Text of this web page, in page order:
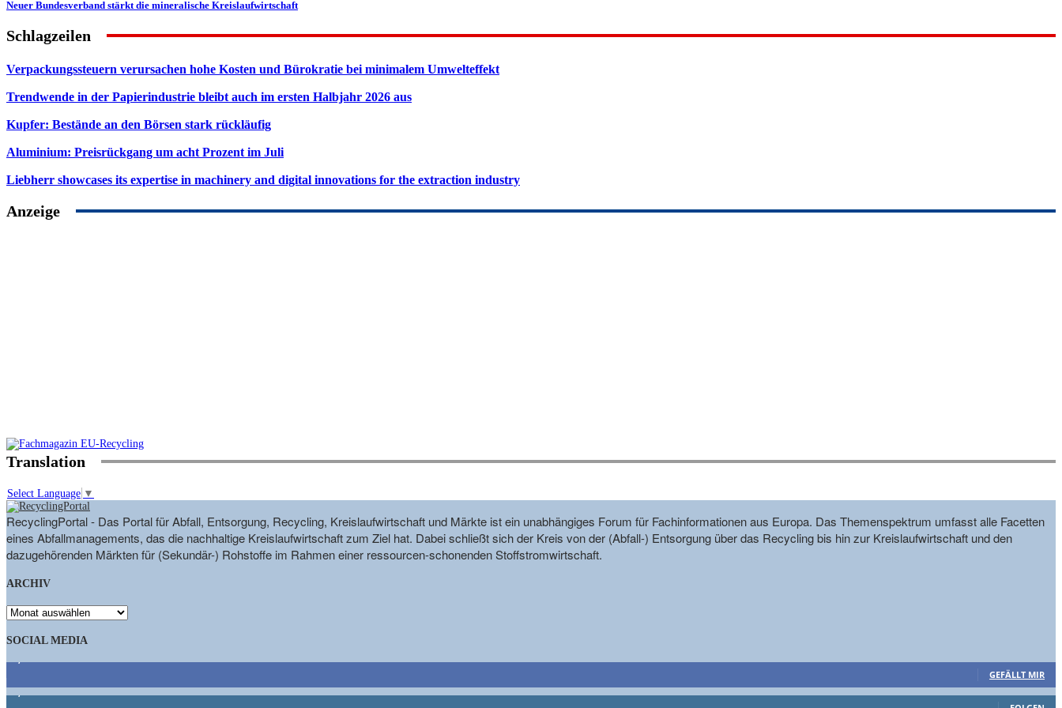
Neuer Bundesverband stärkt die mineralische Kreislaufwirtschaft
Schlagzeilen
Verpackungssteuern verursachen hohe Kosten und Bürokratie bei minimalem Umwelteffekt
Trendwende in der Papierindustrie bleibt auch im ersten Halbjahr 2026 aus
Kupfer: Bestände an den Börsen stark rückläufig
Aluminium: Preisrückgang um acht Prozent im Juli
Liebherr showcases its expertise in machinery and digital innovations for the extraction industry
Anzeige
Translation
Select Language ▼
RecyclingPortal - Das Portal für Abfall, Entsorgung, Recycling, Kreislaufwirtschaft und Märkte ist ein unabhängiges Forum für Fachinformationen aus Europa. Das Themenspektrum umfasst alle Facetten
eines Abfallmanagements, das die nachhaltige Kreislaufwirtschaft zum Ziel hat. Dabei schließt sich der Kreis von der (Abfall-) Entsorgung über das Recycling bis hin zur Kreislaufwirtschaft und den
dazugehörenden Märkten für (Sekundär-) Rohstoffe im Rahmen einer ressourcen-schonenden Stoffstromwirtschaft.
ARCHIV
ARCHIV
SOCIAL MEDIA
GEFÄLLT MIR
1,662 Follower